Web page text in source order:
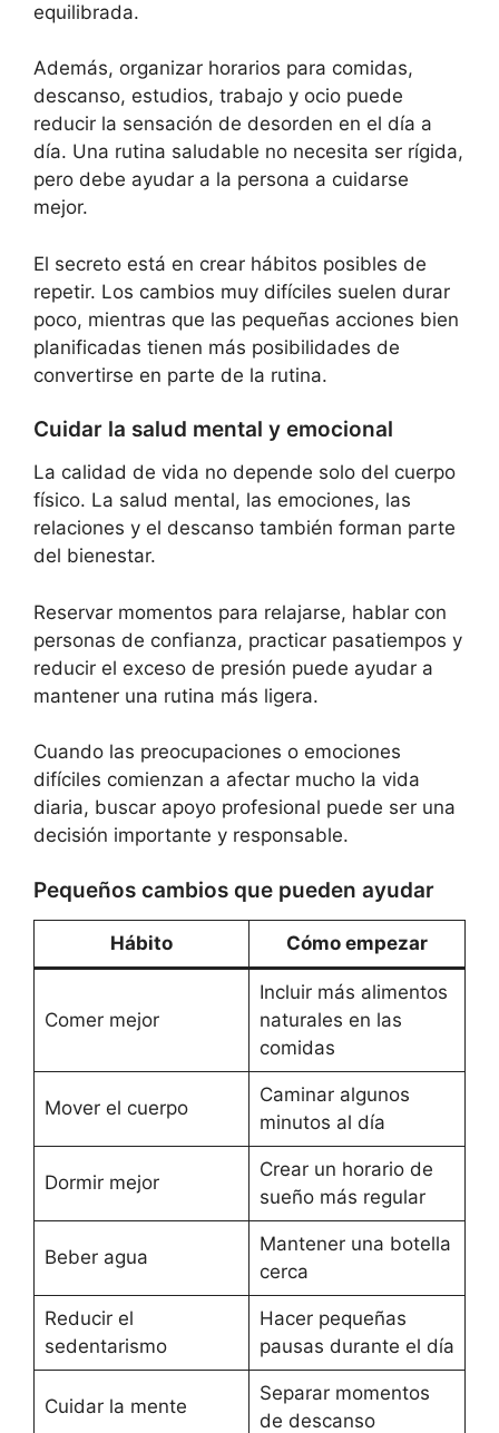
equilibrada.
Además, organizar horarios para comidas,
descanso, estudios, trabajo y ocio puede
reducir la sensación de desorden en el día a
día. Una rutina saludable no necesita ser rígida,
pero debe ayudar a la persona a cuidarse
mejor.
El secreto está en crear hábitos posibles de
repetir. Los cambios muy difíciles suelen durar
poco, mientras que las pequeñas acciones bien
planificadas tienen más posibilidades de
convertirse en parte de la rutina.
Cuidar la salud mental y emocional
La calidad de vida no depende solo del cuerpo
físico. La salud mental, las emociones, las
relaciones y el descanso también forman parte
del bienestar.
Reservar momentos para relajarse, hablar con
personas de confianza, practicar pasatiempos y
reducir el exceso de presión puede ayudar a
mantener una rutina más ligera.
Cuando las preocupaciones o emociones
difíciles comienzan a afectar mucho la vida
diaria, buscar apoyo profesional puede ser una
decisión importante y responsable.
Pequeños cambios que pueden ayudar
Hábito Cómo empezar
Comer mejor
Incluir más alimentos
naturales en las
comidas
Mover el cuerpo
Caminar algunos
minutos al día
Dormir mejor
Crear un horario de
sueño más regular
Beber agua
Mantener una botella
cerca
Reducir el
sedentarismo
Hacer pequeñas
pausas durante el día
Cuidar la mente
Separar momentos
de descanso